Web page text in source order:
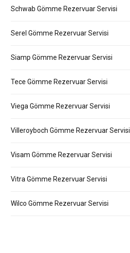
Schwab Gömme Rezervuar Servisi
Serel Gömme Rezervuar Servisi
Siamp Gömme Rezervuar Servisi
Tece Gömme Rezervuar Servisi
Viega Gömme Rezervuar Servisi
Villeroyboch Gömme Rezervuar Servisi
Visam Gömme Rezervuar Servisi
Vitra Gömme Rezervuar Servisi
Wilco Gömme Rezervuar Servisi